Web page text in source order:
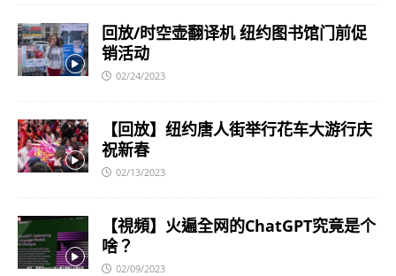
回放/时空壶翻译机 纽约图书馆门前促
销活动
02/24/2023
【回放】纽约唐人街举行花车大游行庆
祝新春
02/13/2023
【視頻】火遍全网的ChatGPT究竟是个
啥？
02/09/2023